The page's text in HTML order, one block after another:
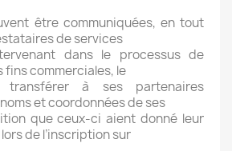
être communiquées, en tout
de services
dans le processus de
fins commerciales, le
transférer à ses partenaires
et coordonnées de ses
que ceux-ci aient donné leur
de l’inscription sur